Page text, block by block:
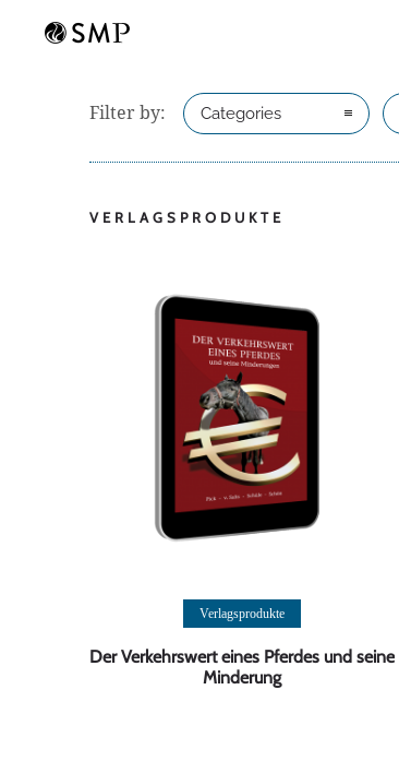
Filter by: Categories
VERLAGSPRODUKTE
Weiterlesen
Verlagsprodukte
Der Verkehrswert eines Pferdes und seine
Minderung